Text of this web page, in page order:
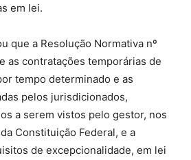
em lei.
que a Resolução Normativa nº
as contratações temporárias de
tempo determinado e as
pelos jurisdicionados,
a serem vistos pelo gestor, nos
Constituição Federal, e a
de excepcionalidade, em lei